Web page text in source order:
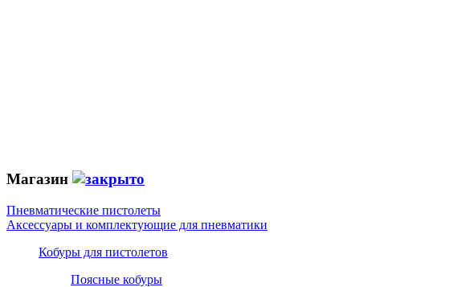
Магазин
Пневматические пистолеты
Аксессуары и комплектующие для пневматики
Кобуры для пистолетов
Поясные кобуры